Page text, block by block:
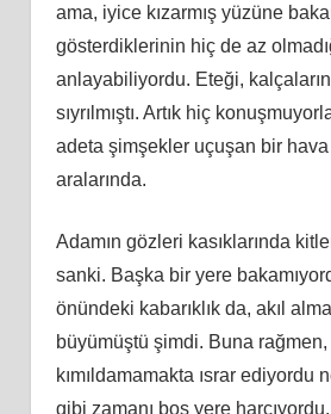
ama, iyice kızarmış yüzüne
gösterdiklerinin hiç de az
anlayabiliyordu. Eteği,
sıyrılmıştı. Artık hiç
adeta şimşekler uçuşan bir
aralarında.
Adamın gözleri kasıklarında
sanki. Başka bir yere
önündeki kabarıklık da, akıl
büyümüştü şimdi. Buna
kımıldamamakta ısrar ediyordu
gibi zamanı boş yere harcıyordu.